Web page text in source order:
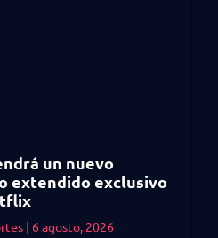
un nuevo
extendido exclusivo
6 agosto, 2026